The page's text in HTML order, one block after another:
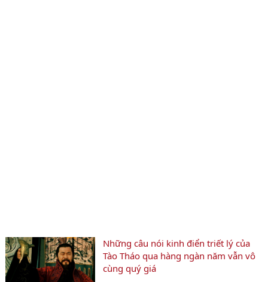
Những câu nói kinh điển triết lý của
Tào Tháo qua hàng ngàn năm vẫn vô
cùng quý giá